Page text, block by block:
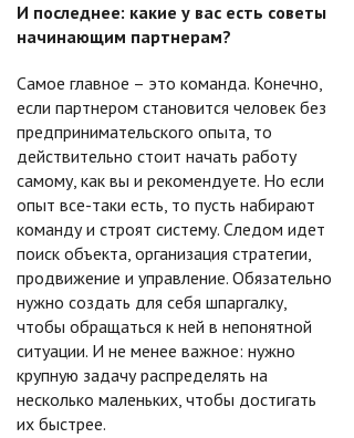
И последнее: какие у вас есть советы
начинающим партнерам?
Самое главное – это команда. Конечно,
если партнером становится человек без
предпринимательского опыта, то
действительно стоит начать работу
самому, как вы и рекомендуете. Но если
опыт все-таки есть, то пусть набирают
команду и строят систему. Следом идет
поиск объекта, организация стратегии,
продвижение и управление. Обязательно
нужно создать для себя шпаргалку,
чтобы обращаться к ней в непонятной
ситуации. И не менее важное: нужно
крупную задачу распределять на
несколько маленьких, чтобы достигать
их быстрее.